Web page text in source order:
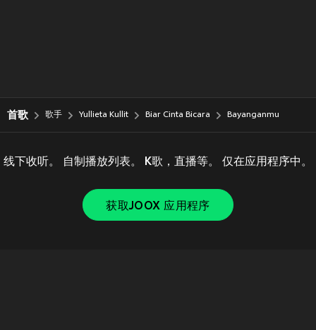
首歌 歌手 Yullieta Kullit Biar Cinta Bicara Bayanganmu
线下收听。 自制播放列表。 K歌，直播等。 仅在应用程序中。
获取JOOX 应用程序